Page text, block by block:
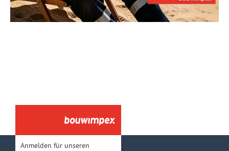
Anmelden für unseren